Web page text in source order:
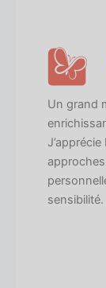
Un grand
sensibilité.